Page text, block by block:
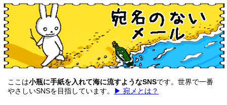
ここは小瓶に手紙を入れて海に流すようなSNSです。世界で一番
やさしいSNSを目指しています。
▶ 宛メとは？